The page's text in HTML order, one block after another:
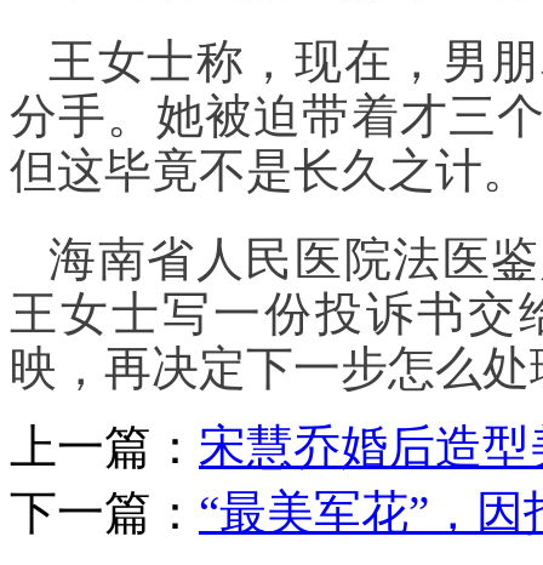
王女士称，现在，男
分手。她被迫带着才三
但这毕竟不是长久之计。
海南省人民医院法医
王女士写一份投诉书交
映，再决定下一步怎么处
上一篇： 宋慧乔婚后造
下一篇： “最美军花”，